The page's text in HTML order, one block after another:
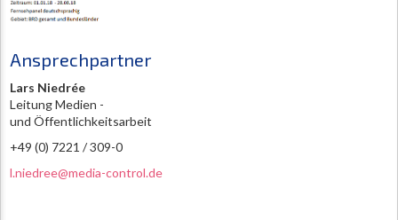
Ansprechpartner
Lars Niedrée
Leitung Medien -
und Öffentlichkeitsarbeit
+49 (0) 7221 / 309-0
l.niedree@media-control.de